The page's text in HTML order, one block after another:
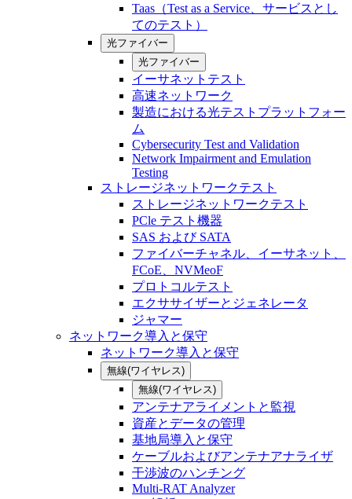
Taas（Test as a Service、サービスとし
てのテスト）
光ファイバー
光ファイバー
イーサネットテスト
高速ネットワーク
製造における光テストプラットフォー
ム
Cybersecurity Test and Validation
Network Impairment and Emulation
Testing
ストレージネットワークテスト
ストレージネットワークテスト
PCle テスト機器
SAS および SATA
ファイバーチャネル、イーサネット、
FCoE、NVMeoF
プロトコルテスト
エクササイザーとジェネレータ
ジャマー
ネットワーク導入と保守
ネットワーク導入と保守
無線(ワイヤレス)
無線(ワイヤレス)
アンテナアライメントと監視
資産とデータの管理
基地局導入と保守
ケーブルおよびアンテナアナライザ
干渉波のハンチング
Multi-RAT Analyzer